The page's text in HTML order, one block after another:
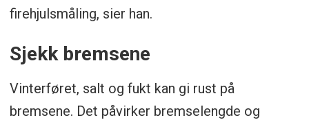
firehjulsmåling, sier han.
Sjekk bremsene
Vinterføret, salt og fukt kan gi rust på
bremsene. Det påvirker bremselengde og